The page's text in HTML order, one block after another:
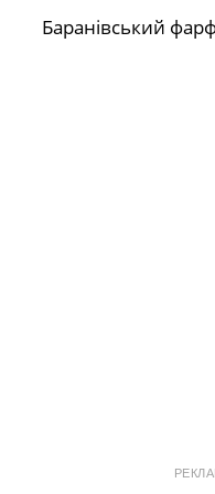
Баранівський